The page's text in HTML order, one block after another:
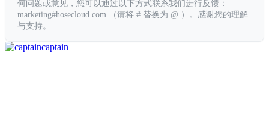
何问题或意见，您可以通过以下方式联系我们进行反馈：
marketing#hosecloud.com （请将 # 替换为 @ ）。感谢您的理解
与支持。
captain